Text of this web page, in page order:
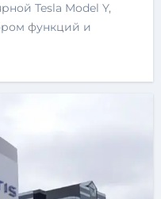
Tesla Model Y,
функций и